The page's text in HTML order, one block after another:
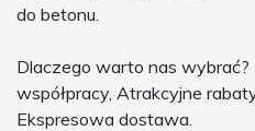
do betonu.
Dlaczego warto nas wybrać?
współpracy, Atrakcyjne
Ekspresowa dostawa.